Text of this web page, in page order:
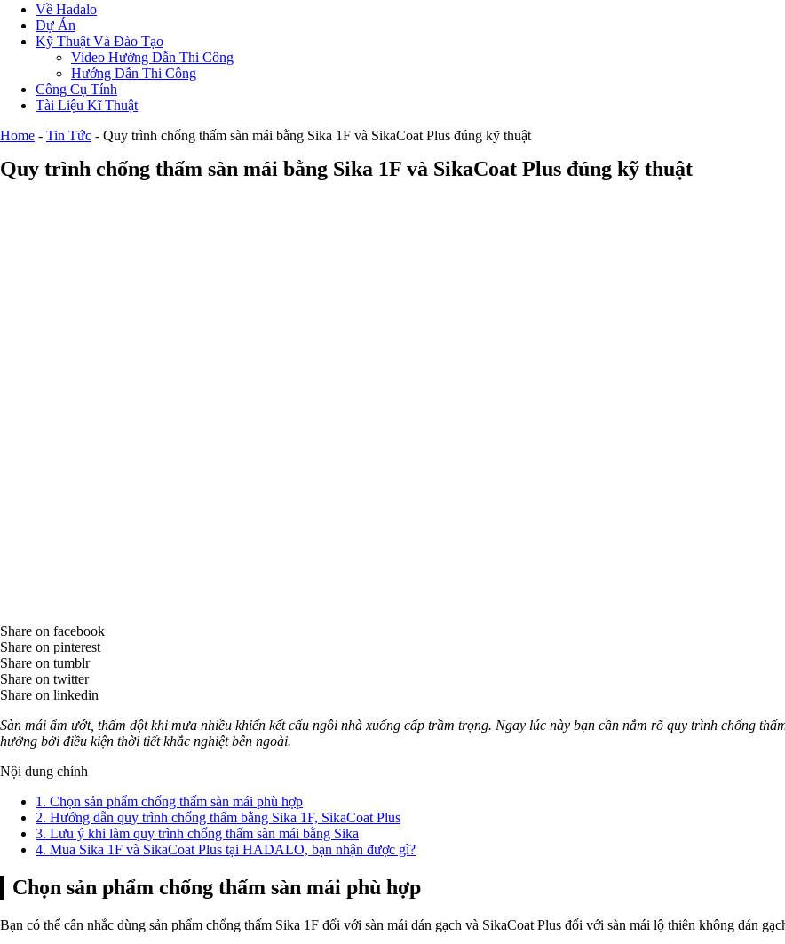
Về Hadalo
Dự Án
Kỹ Thuật Và Đào Tạo
Video Hướng Dẫn Thi Công
Hướng Dẫn Thi Công
Công Cụ Tính
Tài Liệu Kĩ Thuật
Home - Tin Tức - Quy trình chống thấm sàn mái bằng Sika 1F và SikaCoat Plus đúng kỹ thuật
Quy trình chống thấm sàn mái bằng Sika 1F và SikaCoat Plus đúng kỹ thuật
Share on facebook
Share on pinterest
Share on tumblr
Share on twitter
Share on linkedin
Sàn mái ẩm ướt, thấm dột khi mưa nhiều khiến kết cấu ngôi nhà xuống cấp trầm trọng. Ngay lúc này bạn cần nắm rõ quy trình chống
hưởng bởi điều kiện thời tiết khắc nghiệt bên ngoài.
Nội dung chính
1. Chọn sản phẩm chống thấm sàn mái phù hợp
2. Hướng dẫn quy trình chống thấm bằng Sika 1F, SikaCoat Plus
3. Lưu ý khi làm quy trình chống thấm sàn mái bằng Sika
4. Mua Sika 1F và SikaCoat Plus tại HADALO, bạn nhận được gì?
Chọn sản phẩm chống thấm sàn mái phù hợp
Bạn có thể cân nhắc dùng sản phẩm chống thấm Sika 1F đối với sàn mái dán gạch và SikaCoat Plus đối với sàn mái lộ thiên không dán